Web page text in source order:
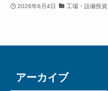
2026年8月4日 工場・設備投資
アーカイブ